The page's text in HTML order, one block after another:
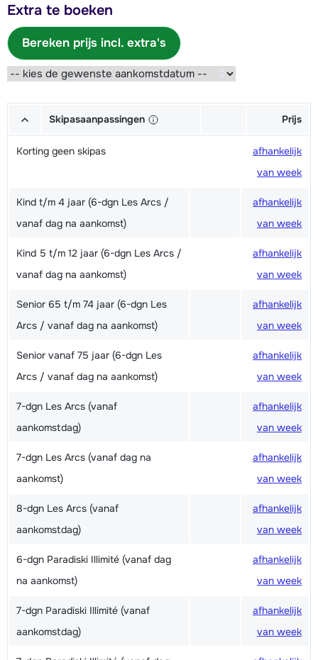
Extra te boeken
Bereken prijs incl. extra's
Skipasaanpassingen Prijs
Korting geen skipas
afhankelijk
van week
Kind t/m 4 jaar (6-dgn Les Arcs /
vanaf dag na aankomst)
afhankelijk
van week
Kind 5 t/m 12 jaar (6-dgn Les Arcs /
vanaf dag na aankomst)
afhankelijk
van week
Senior 65 t/m 74 jaar (6-dgn Les
Arcs / vanaf dag na aankomst)
afhankelijk
van week
Senior vanaf 75 jaar (6-dgn Les
Arcs / vanaf dag na aankomst)
afhankelijk
van week
7-dgn Les Arcs (vanaf
aankomstdag)
afhankelijk
van week
7-dgn Les Arcs (vanaf dag na
aankomst)
afhankelijk
van week
8-dgn Les Arcs (vanaf
aankomstdag)
afhankelijk
van week
6-dgn Paradiski Illimité (vanaf dag
na aankomst)
afhankelijk
van week
7-dgn Paradiski Illimité (vanaf
aankomstdag)
afhankelijk
van week